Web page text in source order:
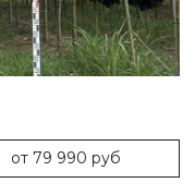
от 79 990 руб